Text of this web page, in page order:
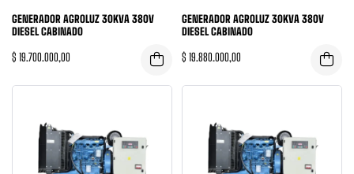
GENERADOR AGROLUZ 30KVA 380V
DIESEL CABINADO
$ 19.700.000,00
GENERADOR AGROLUZ 30KVA 380V
DIESEL CABINADO
$ 19.880.000,00